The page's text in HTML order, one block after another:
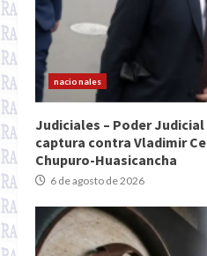
nacionales
Judiciales – Poder
captura contra Vladimir
Chupuro-Huasicancha
6 de agosto de 2026